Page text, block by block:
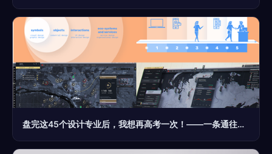
盘完这45个设计专业后，我想再高考一次！——一条通往专业设计服务的进阶之路